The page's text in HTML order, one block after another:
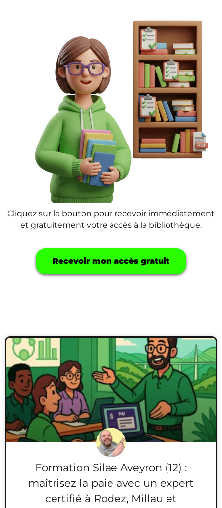
Cliquez sur le bouton pour recevoir immédiatement
et gratuitement votre accès à la bibliothèque.
Recevoir mon accès gratuit
Formation Silae Aveyron (12) :
maîtrisez la paie avec un expert
certifié à Rodez, Millau et